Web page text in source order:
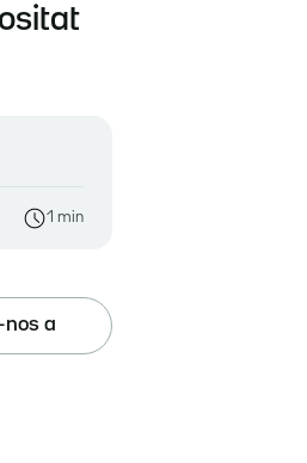
1 min
nos a